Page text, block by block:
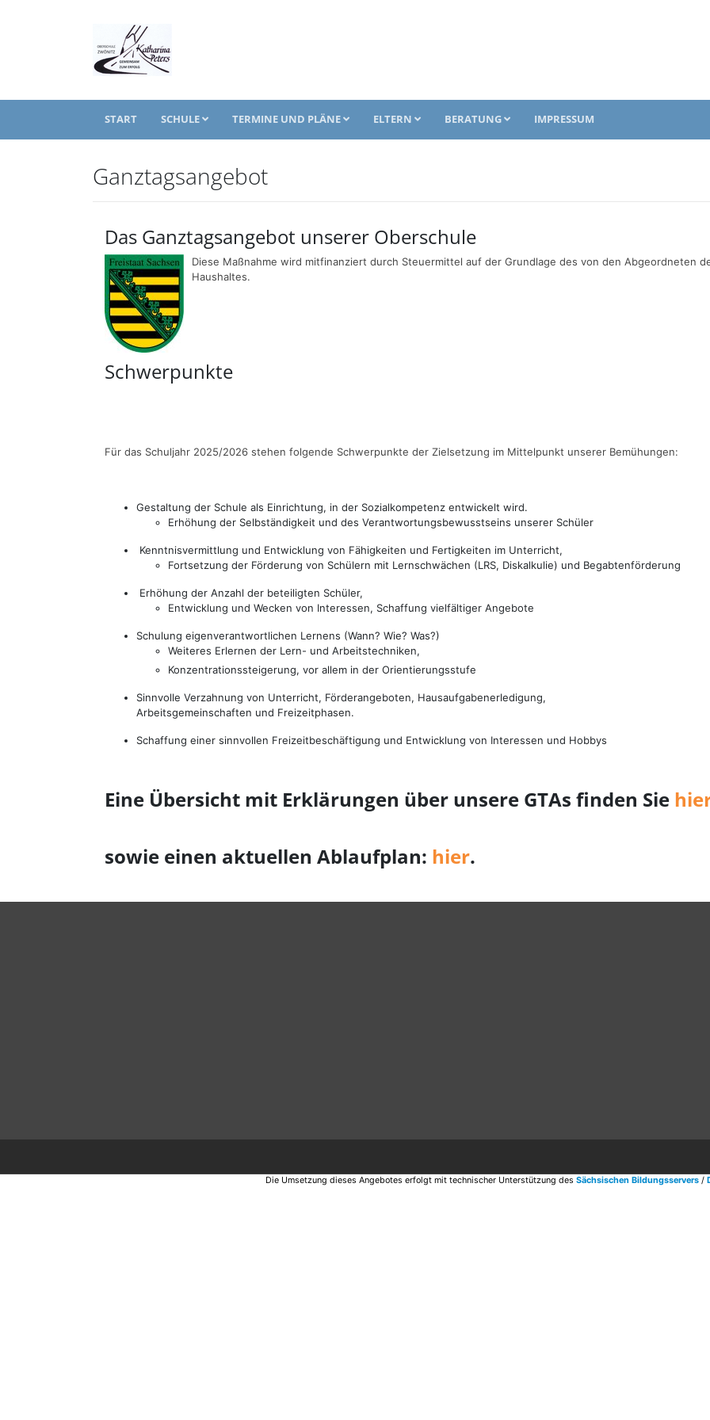
START SCHULE TERMINE UND PLÄNE ELTERN BERATUNG IMPRESSUM
Ganztagsangebot
Das Ganztagsangebot unserer Oberschule
Diese Maßnahme wird mitfinanziert durch Steuermittel auf der Grundlage des von den Abgeordneten
Haushaltes.
Schwerpunkte
Für das Schuljahr 2025/2026 stehen folgende Schwerpunkte der Zielsetzung im Mittelpunkt unserer Bemühungen:
Gestaltung der Schule als Einrichtung, in der Sozialkompetenz entwickelt wird.
Erhöhung der Selbständigkeit und des Verantwortungsbewusstseins unserer Schüler
Kenntnisvermittlung und Entwicklung von Fähigkeiten und Fertigkeiten im Unterricht,
Fortsetzung der Förderung von Schülern mit Lernschwächen (LRS, Diskalkulie) und Begabtenförderung
Erhöhung der Anzahl der beteiligten Schüler,
Entwicklung und Wecken von Interessen, Schaffung vielfältiger Angebote
Schulung eigenverantwortlichen Lernens (Wann? Wie? Was?)
Weiteres Erlernen der Lern- und Arbeitstechniken,
Konzentrationssteigerung, vor allem in der Orientierungsstufe
Sinnvolle Verzahnung von Unterricht, Förderangeboten, Hausaufgabenerledigung,
Arbeitsgemeinschaften und Freizeitphasen.
Schaffung einer sinnvollen Freizeitbeschäftigung und Entwicklung von Interessen und Hobbys
Eine Übersicht mit Erklärungen über unsere GTAs finden Sie
sowie einen aktuellen Ablaufplan: hier.
Die Umsetzung dieses Angebotes erfolgt mit technischer Unterstützung des Sächsischen Bildungsservers /